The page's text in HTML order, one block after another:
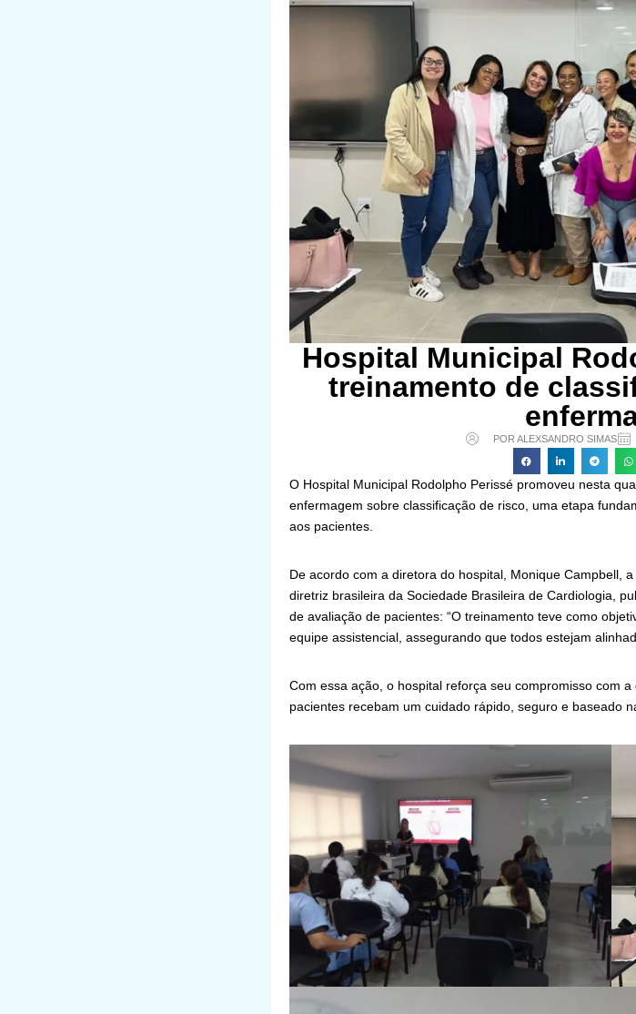
Hospital Municipal
treinamento de
POR ALEXSANDRO SIMAS
O Hospital Municipal Rodolpho Perissé promoveu nesta
enfermagem sobre classificação de risco, uma etapa
aos pacientes.
De acordo com a diretora do hospital, Monique Campbell,
diretriz brasileira da Sociedade Brasileira de Cardiologia,
de avaliação de pacientes: “O treinamento teve como
equipe assistencial, assegurando que todos estejam
Com essa ação, o hospital reforça seu compromisso com
pacientes recebam um cuidado rápido, seguro e baseado